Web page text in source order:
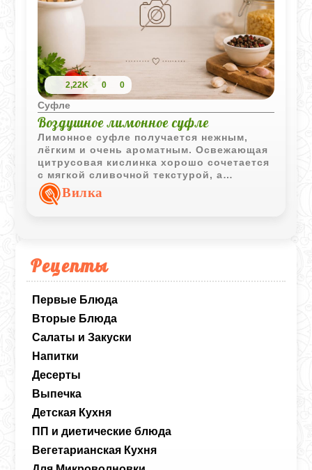
Рецепты
Первые Блюда
Вторые Блюда
Салаты и Закуски
Напитки
Десерты
Выпечка
Детская Кухня
ПП и диетические блюда
Вегетарианская Кухня
2,22K 0 0
Суфле
Воздушное лимонное суфле
Лимонное суфле получается нежным,
лёгким и очень ароматным. Освежающая
цитрусовая кислинка хорошо сочетается
с мягкой сливочной текстурой, а
воздушная структура делает десерт
особенно эффектным.
Вилка